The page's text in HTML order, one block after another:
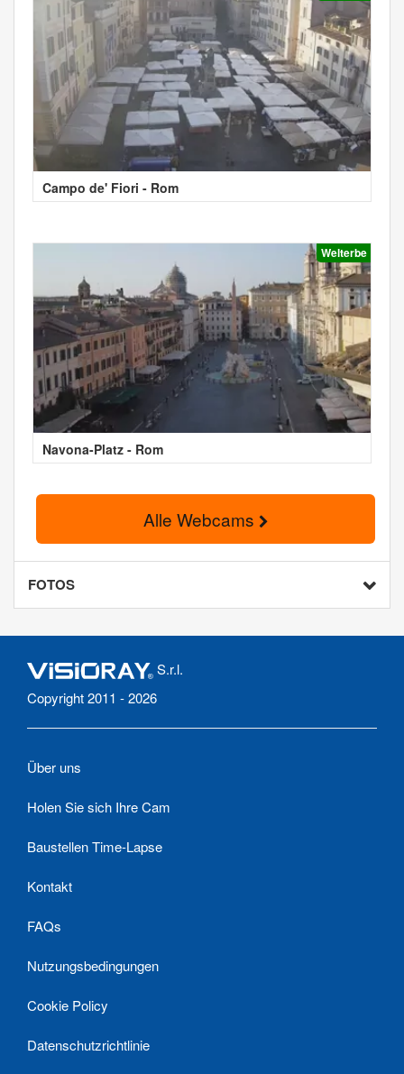
Campo de' Fiori - Rom
Welterbe
Navona-Platz - Rom
Alle Webcams
FOTOS
S.r.l.
Copyright 2011 - 2026
Über uns
Holen Sie sich Ihre Cam
Baustellen Time-Lapse
Kontakt
FAQs
Nutzungsbedingungen
Cookie Policy
Datenschutzrichtlinie